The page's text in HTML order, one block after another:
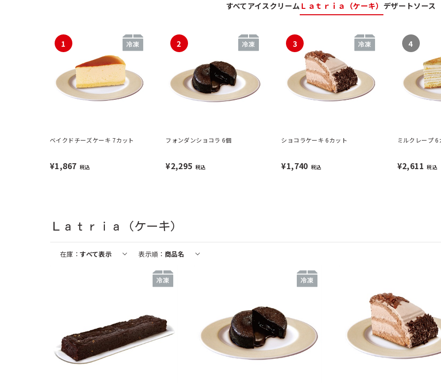
すべてアイスクリーム Ｌａｔｒｉａ（ケーキ） デザートソース
1
ベイクドチーズケーキ 7カット
¥1,867 税込
2
フォンダンショコラ 6個
¥2,295 税込
3
ショコラケーキ 6カット
¥1,740 税込
4
ミルクレープ 6
¥2,611 税込
Ｌａｔｒｉａ（ケーキ）
在庫 すべて表示 表示順 商品名